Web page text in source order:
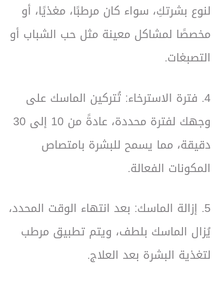
لنوع بشرتكِ، سواء كان مرطبًا، مغذيًا، أو
مخصصًا لمشاكل معينة مثل حب الشباب أو
التصبغات.
4. فترة الاسترخاء: تُتركين الماسك على
وجهك لفترة محددة، عادةً من 10 إلى 30
دقيقة، مما يسمح للبشرة بامتصاص
المكونات الفعالة.
5. إزالة الماسك: بعد انتهاء الوقت المحدد،
يُزال الماسك بلطف، ويتم تطبيق مرطب
لتغذية البشرة بعد العلاج.